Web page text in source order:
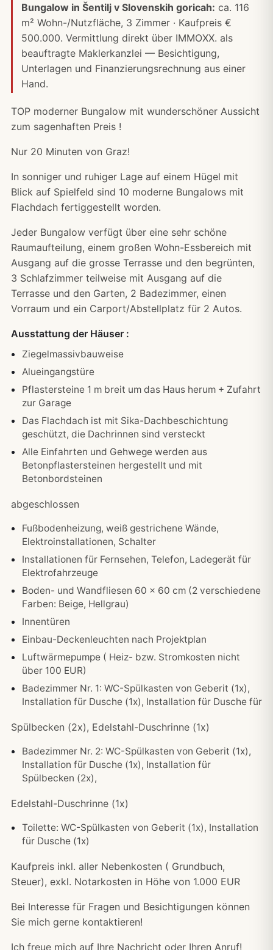
Bungalow in Šentilj v Slovenskih goricah: ca. 116
m² Wohn-/Nutzfläche, 3 Zimmer · Kaufpreis €
500.000. Vermittlung direkt über IMMOXX. als
beauftragte Maklerkanzlei — Besichtigung,
Unterlagen und Finanzierungsrechnung aus einer
Hand.
TOP moderner Bungalow mit wunderschöner Aussicht
zum sagenhaften Preis !
Nur 20 Minuten von Graz!
In sonniger und ruhiger Lage auf einem Hügel mit
Blick auf Spielfeld sind 10 moderne Bungalows mit
Flachdach fertiggestellt worden.
Jeder Bungalow verfügt über eine sehr schöne
Raumaufteilung, einem großen Wohn-Essbereich mit
Ausgang auf die grosse Terrasse und den begrünten,
3 Schlafzimmer teilweise mit Ausgang auf die
Terrasse und den Garten, 2 Badezimmer, einen
Vorraum und ein Carport/Abstellplatz für 2 Autos.
Ausstattung der Häuser :
Ziegelmassivbauweise
Alueingangstüre
Pflastersteine 1 m breit um das Haus herum + Zufahrt
zur Garage
Das Flachdach ist mit Sika-Dachbeschichtung
geschützt, die Dachrinnen sind versteckt
Alle Einfahrten und Gehwege werden aus
Betonpflastersteinen hergestellt und mit
Betonbordsteinen
abgeschlossen
Fußbodenheizung, weiß gestrichene Wände,
Elektroinstallationen, Schalter
Installationen für Fernsehen, Telefon, Ladegerät für
Elektrofahrzeuge
Boden- und Wandfliesen 60 x 60 cm (2 verschiedene
Farben: Beige, Hellgrau)
Innentüren
Einbau-Deckenleuchten nach Projektplan
Luftwärmepumpe ( Heiz- bzw. Stromkosten nicht
über 100 EUR)
Badezimmer Nr. 1: WC-Spülkasten von Geberit (1x),
Installation für Dusche (1x), Installation für Dusche für
Spülbecken (2x), Edelstahl-Duschrinne (1x)
Badezimmer Nr. 2: WC-Spülkasten von Geberit (1x),
Installation für Dusche (1x), Installation für
Spülbecken (2x),
Edelstahl-Duschrinne (1x)
Toilette: WC-Spülkasten von Geberit (1x), Installation
für Dusche (1x)
Kaufpreis inkl. aller Nebenkosten ( Grundbuch,
Steuer), exkl. Notarkosten in Höhe von 1.000 EUR
Bei Interesse für Fragen und Besichtigungen können
Sie mich gerne kontaktieren!
Ich freue mich auf Ihre Nachricht oder Ihren Anruf!